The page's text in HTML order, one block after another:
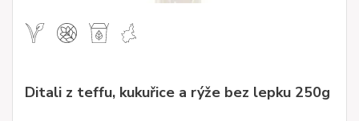
Ditali z teffu, kukuřice a rýže bez lepku 250g